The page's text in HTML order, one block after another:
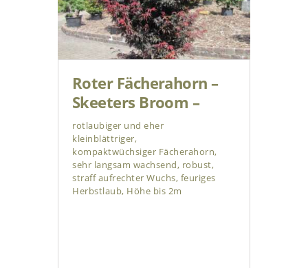
Roter Fächerahorn –
Skeeters Broom –
rotlaubiger und eher
kleinblättriger,
kompaktwüchsiger Fächerahorn,
sehr langsam wachsend, robust,
straff aufrechter Wuchs, feuriges
Herbstlaub, Höhe bis 2m